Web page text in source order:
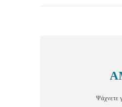
Ψάχνετε